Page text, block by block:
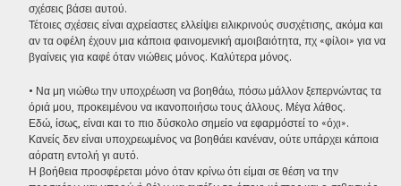
σχέσεις βάσει αυτού.
Τέτοιες σχέσεις είναι αχρείαστες ελλείψει ειλικρινούς συσχέτισης, ακόμα και
αν τα οφέλη έχουν μια κάποια φαινομενική αμοιβαιότητα, πχ «φίλοι» για να
βγαίνεις για καφέ όταν νιώθεις μόνος. Καλύτερα μόνος.
• Να μη νιώθω την υποχρέωση να βοηθάω, πόσω μάλλον ξεπερνώντας τα
όριά μου, προκειμένου να ικανοποιήσω τους άλλους. Μέγα λάθος.
Εδώ, ίσως, είναι και το πιο δύσκολο σημείο να εφαρμόστεί το «όχι».
Κανείς δεν είναι υποχρεωμένος να βοηθάει κανέναν, ούτε υπάρχει κάποια
αόρατη εντολή γι αυτό.
Η βοήθεια προσφέρεται μόνο όταν κρίνω ότι είμαι σε θέση να την